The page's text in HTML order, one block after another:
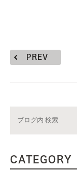
PREV
CATEGORY